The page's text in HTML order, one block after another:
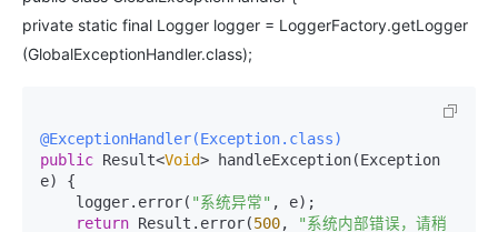
private static final Logger logger = LoggerFactory.getLogger
(GlobalExceptionHandler.class);
@ExceptionHandler(Exception.class)
public Result<Void> handleException(Exception
e) {
    logger.error(
"系统异常" , e);
return Result.error(500,
"系统内部错误，请稍